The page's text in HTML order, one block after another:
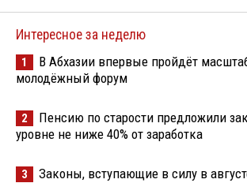
Интересное за неделю
1
В Абхазии впервые пройдёт
молодёжный форум
2
Пенсию по старости предложили
уровне не ниже 40% от заработка
3 Законы, вступающие в силу в